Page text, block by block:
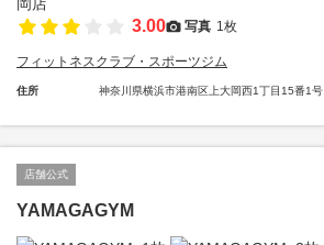
3.00 写真 1枚
フィットネスクラブ・スポーツジム
住所 神奈川県横浜市港南区上大岡西1丁目15番1号
店舗公式
YAMAGAGYM